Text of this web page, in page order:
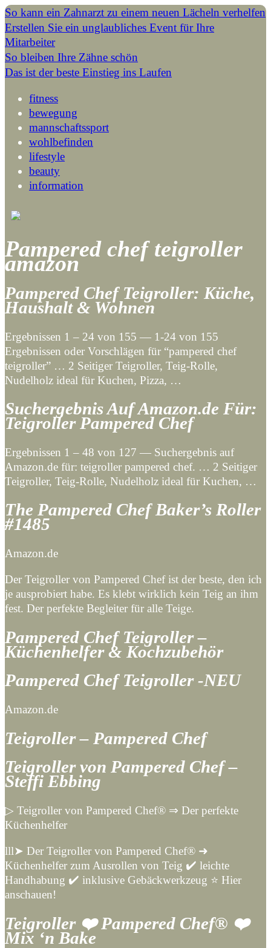
So kann ein Zahnarzt zu einem neuen Lächeln verhelfen
Erstellen Sie ein unglaubliches Event für Ihre
Mitarbeiter
So bleiben Ihre Zähne schön
Das ist der beste Einstieg ins Laufen
fitness
bewegung
mannschaftssport
wohlbefinden
lifestyle
beauty
information
Pampered chef teigroller
amazon
Pampered Chef Teigroller: Küche,
Haushalt & Wohnen
Ergebnissen 1 – 24 von 155 — 1-24 von 155
Ergebnissen oder Vorschlägen für “pampered chef
teigroller” … 2 Seitiger Teigroller, Teig-Rolle,
Nudelholz ideal für Kuchen, Pizza, …
Suchergebnis Auf Amazon.de Für:
Teigroller Pampered Chef
Ergebnissen 1 – 48 von 127 — Suchergebnis auf
Amazon.de für: teigroller pampered chef. … 2 Seitiger
Teigroller, Teig-Rolle, Nudelholz ideal für Kuchen, …
The Pampered Chef Baker’s Roller
#1485
Amazon.de
Der Teigroller von Pampered Chef ist der beste, den ich
je ausprobiert habe. Es klebt wirklich kein Teig an ihm
fest. Der perfekte Begleiter für alle Teige.
Pampered Chef Teigroller –
Küchenhelfer & Kochzubehör
Pampered Chef Teigroller -NEU
Amazon.de
Teigroller – Pampered Chef
Teigroller von Pampered Chef –
Steffi Ebbing
▷ Teigroller von Pampered Chef® ⇒ Der perfekte
Küchenhelfer
lll➤ Der Teigroller von Pampered Chef® ➜
Küchenhelfer zum Ausrollen von Teig ✔️ leichte
Handhabung ✔️ inklusive Gebäckwerkzeug ⭐ Hier
anschauen!
Teigroller ❤️ Pampered Chef® ❤️
Mix ‘n Bake